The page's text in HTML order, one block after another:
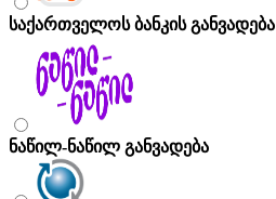
საქართველოს ბანკის განვადება
ნაწილ-ნაწილ განვადება